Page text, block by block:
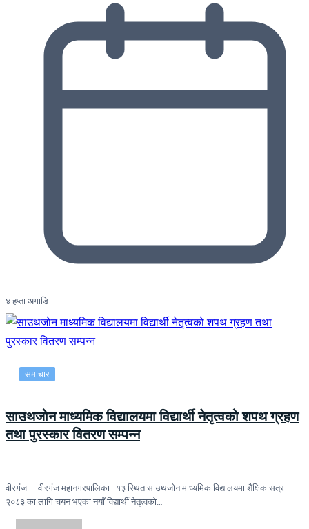
४ हप्ता अगाडि
समाचार
साउथजोन माध्यमिक विद्यालयमा विद्यार्थी नेतृत्वको शपथ ग्रहण
तथा पुरस्कार वितरण सम्पन्न
वीरगंज — वीरगंज महानगरपालिका–१३ स्थित साउथजोन माध्यमिक विद्यालयमा शैक्षिक सत्र
२०८३ का लागि चयन भएका नयाँ विद्यार्थी नेतृत्वको…